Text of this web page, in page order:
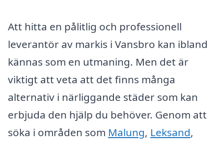
Att hitta en pålitlig och professionell
leverantör av markis i Vansbro kan ibland
kännas som en utmaning. Men det är
viktigt att veta att det finns många
alternativ i närliggande städer som kan
erbjuda den hjälp du behöver. Genom att
söka i områden som Malung, Leksand,